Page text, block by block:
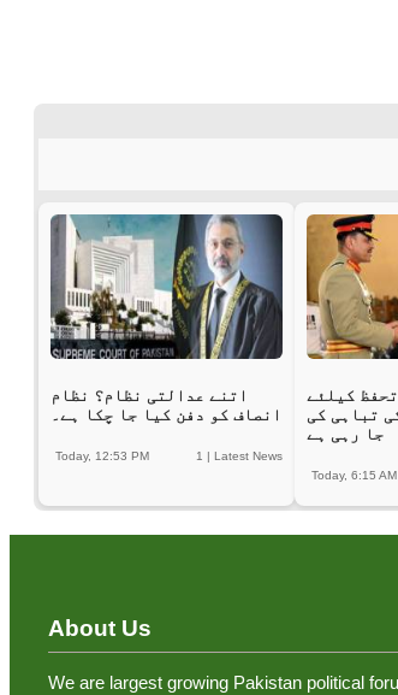
اتنے عدالتی نظام؟ نظام
انصاف کو دفن کیا جا چکا ہے۔
1 |Latest News
Today, 12:53 PM
کیلئے
تباہی کی
جا رہی ہے
Today, 6:15 AM
About Us
We are largest growing Pakistan political